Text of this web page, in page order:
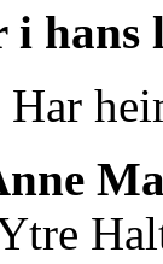
i hans